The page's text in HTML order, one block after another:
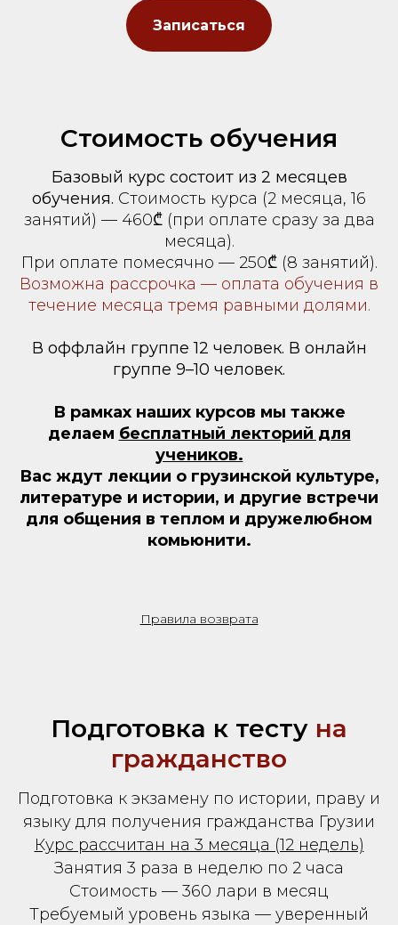
Записаться
Стоимость обучения
Базовый курс состоит из 2 месяцев
обучения. Стоимость курса (2 месяца, 16
занятий) — 460₾ (при оплате сразу за два
месяца).
При оплате помесячно — 250₾ (8 занятий).
Возможна рассрочка — оплата обучения в
течение месяца тремя равными долями.
В оффлайн группе 12 человек. В онлайн
группе 9–10 человек.
В рамках наших курсов мы также
делаем бесплатный лекторий для
учеников.
Вас ждут лекции о грузинской культуре,
литературе и истории, и другие встречи
для общения в теплом и дружелюбном
комьюнити.
Правила возврата
Подготовка к тесту на
гражданство
Подготовка к экзамену по истории, праву и
языку для получения гражданства Грузии
Курс рассчитан на 3 месяца (12 недель)
Занятия 3 раза в неделю по 2 часа
Стоимость — 360 лари в месяц
Требуемый уровень языка — уверенный